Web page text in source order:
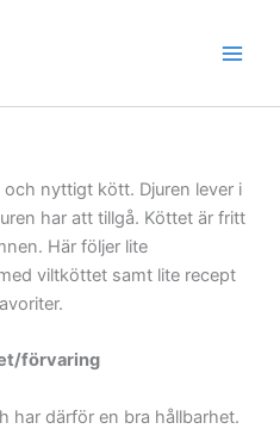
nyttigt kött. Djuren lever i
har att tillgå. Köttet är fritt
Här följer lite
viltköttet samt lite recept
förvaring
har därför en bra hållbarhet.